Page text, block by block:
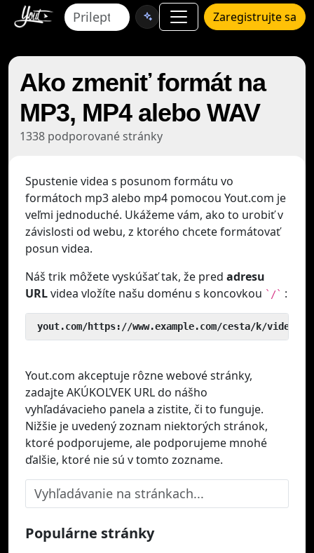
Zaregistrujte sa
Ako zmeniť formát na
MP3, MP4 alebo WAV
1338 podporované stránky
Spustenie videa s posunom formátu vo
formátoch mp3 alebo mp4 pomocou Yout.com je
veľmi jednoduché. Ukážeme vám, ako to urobiť v
závislosti od webu, z ktorého chcete formátovať
posun videa.
Náš trik môžete vyskúšať tak, že pred adresu
URLvidea vložíte našu doménu s koncovkou `/` :
yout.com/https://www.example.com/cesta/k/videu
Yout.com akceptuje rôzne webové stránky,
zadajte AKÚKOĽVEK URL do nášho
vyhľadávacieho panela a zistite, či to funguje.
Nižšie je uvedený zoznam niektorých stránok,
ktoré podporujeme, ale podporujeme mnohé
ďalšie, ktoré nie sú v tomto zozname.
Populárne stránky